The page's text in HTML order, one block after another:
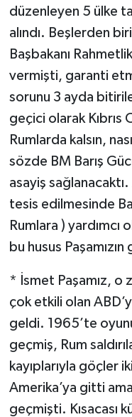
düzenleyen 5 ülke
alındı. Beşlerden
Başbakanı
vermişti, garanti
sorunu 3 ayda
geçici olarak
Rumlarda kalsın,
sözde BM Barış
asayiş
tesis edilmesinde
Rumlara ) yardımcı
bu husus
* İsmet Paşamız, o
çok etkili olan
geldi. 1965’te
geçmiş, Rum
kayıplarıyla göçler
Amerika’ya gitti
geçmişti. Kısacası